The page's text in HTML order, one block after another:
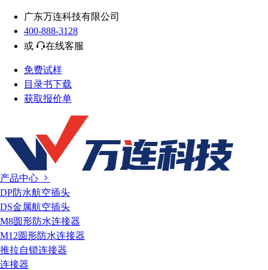
广东万连科技有限公司
400-888-3128
或
在线客服
免费试样
目录书下载
获取报价单
产品中心
DP防水航空插头
DS金属航空插头
M8圆形防水连接器
M12圆形防水连接器
推拉自锁连接器
连接器